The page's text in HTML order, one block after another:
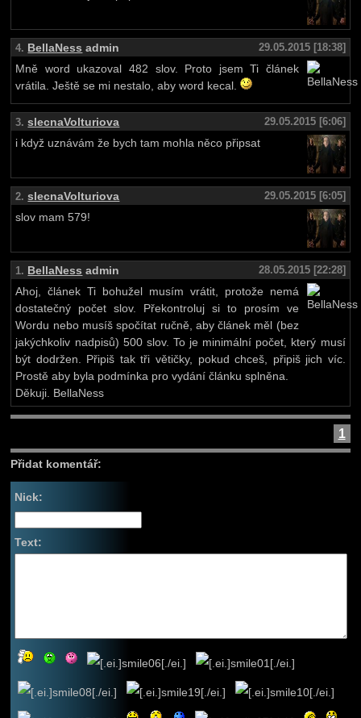
4. BellaNess admin
29.05.2015 [18:38]
Mně word ukazoval 482 slov. Proto jsem Ti článek
vrátila. Ještě se mi nestalo, aby word kecal.
3. slecnaVolturiova
29.05.2015 [6:06]
i když uznávám že bych tam mohla něco připsat
2. slecnaVolturiova
29.05.2015 [6:05]
slov mam 579!
1. BellaNess admin
28.05.2015 [22:28]
Ahoj, článek Ti bohužel musím vrátit, protože nemá
dostatečný počet slov. Překontroluj si to prosím ve
Wordu nebo musíš spočítat ručně, aby článek měl (bez
jakýchkoliv nadpisů) 500 slov. To je minimální počet, který musí
být dodržen. Připiš tak tři větičky, pokud chceš, připiš jich víc.
Prostě aby byla podmínka pro vydání článku splněna.
Děkuji. BellaNess
1
Přidat komentář:
Nick:
Text: